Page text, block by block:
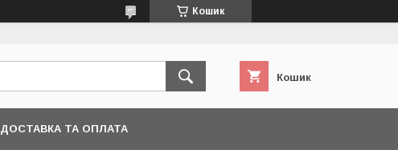
Кошик
Кошик
ДОСТАВКА ТА ОПЛАТА